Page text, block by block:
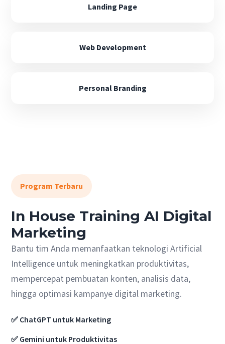
Landing Page
Web Development
Personal Branding
Program Terbaru
In House Training AI Digital
Marketing
Bantu tim Anda memanfaatkan teknologi Artificial
Intelligence untuk meningkatkan produktivitas,
mempercepat pembuatan konten, analisis data,
hingga optimasi kampanye digital marketing.
✅ ChatGPT untuk Marketing
✅ Gemini untuk Produktivitas